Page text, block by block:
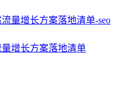
增长方案落地清单